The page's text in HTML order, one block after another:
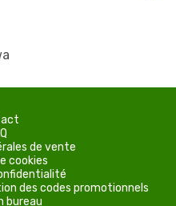
de vente
cookies
des codes promotionnels
bureau